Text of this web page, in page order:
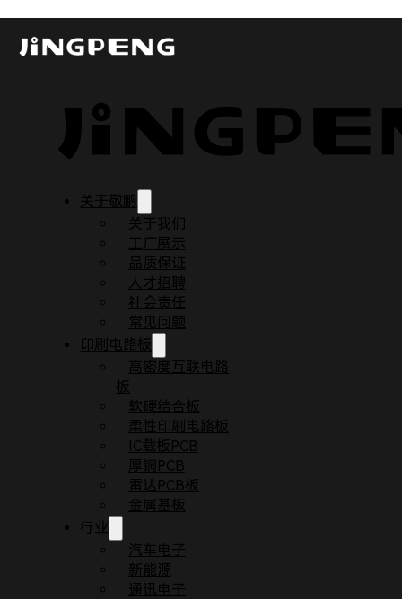
关于敬鹏
关于我们
工厂展示
品质保证
人才招聘
社会责任
常见问题
印刷电路板
高密度互联电路
板
软硬结合板
柔性印刷电路板
IC载板PCB
厚铜PCB
雷达PCB板
金属基板
行业
汽车电子
新能源
通讯电子
阅读时间：2 分钟